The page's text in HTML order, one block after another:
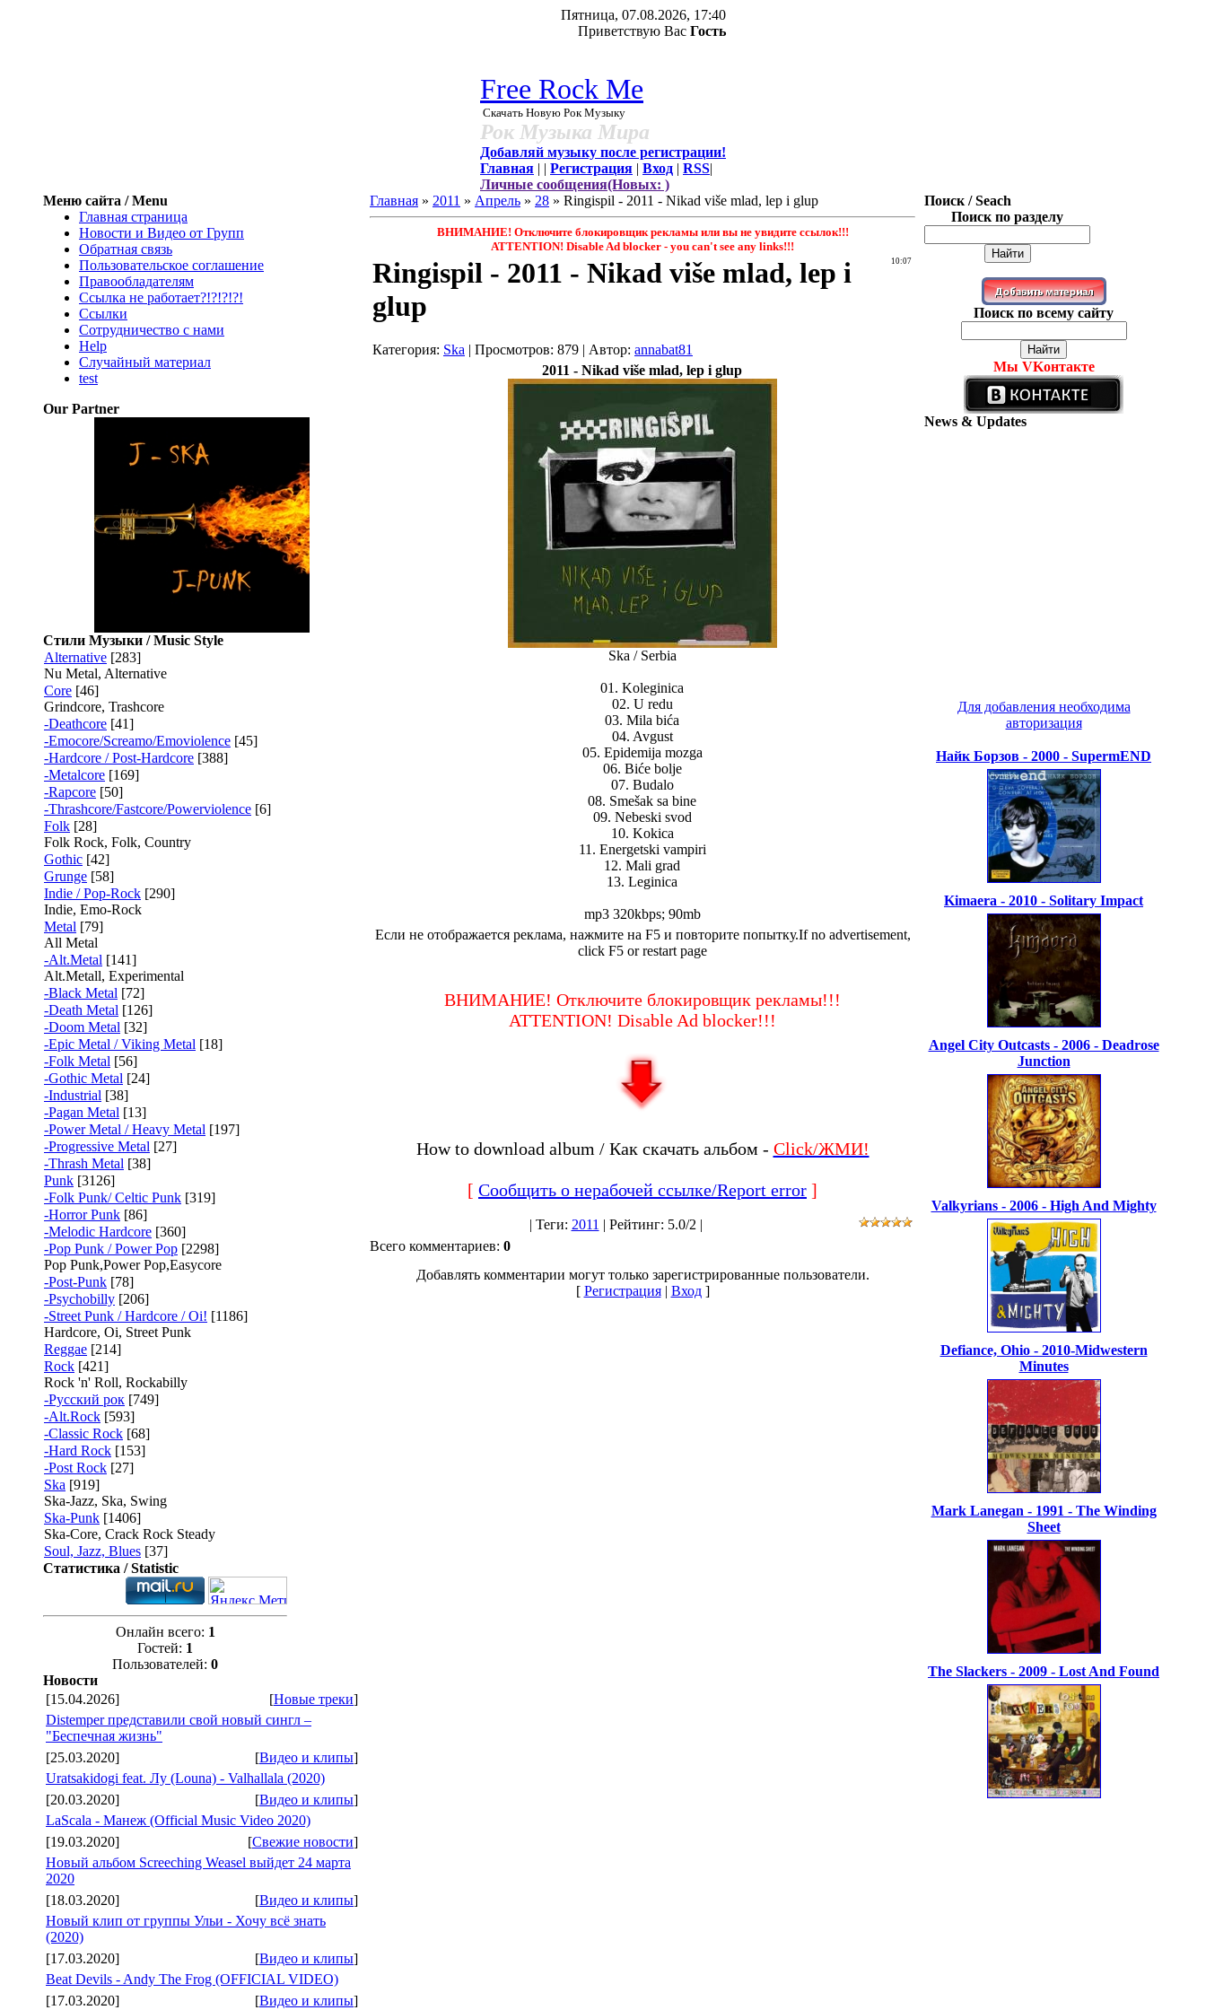
Пятница, 07.08.2026, 17:40
Приветствую Вас Гость
Free Rock Me
Скачать Новую Рок Музыку
Рок Музыка Мира
Добавляй музыку после регистрации!
Главная | | Регистрация | Вход | RSS|
Личные сообщения(Новых: )
Меню сайта / Menu
Главная страница
Новости и Видео от Групп
Обратная связь
Пользовательское соглашение
Правообладателям
Ссылка не работает?!?!?!?!
Ссылки
Сотрудничество с нами
Help
Cлучайный материал
test
Our Partner
Стили Музыки / Music Style
Alternative [283]
Nu Metal, Alternative
Core [46]
Grindcore, Trashcore
-Deathcore [41]
-Emocore/Screamo/Emoviolence [45]
-Hardcore / Post-Hardcore [388]
-Metalcore [169]
-Rapcore [50]
-Thrashcore/Fastcore/Powerviolence [6]
Folk [28]
Folk Rock, Folk, Country
Gothic [42]
Grunge [58]
Indie / Pop-Rock [290]
Indie, Emo-Rock
Metal [79]
All Metal
-Alt.Metal [141]
Alt.Metall, Experimental
-Black Metal [72]
-Death Metal [126]
-Doom Metal [32]
-Epic Metal / Viking Metal [18]
-Folk Metal [56]
-Gothic Metal [24]
-Industrial [38]
-Pagan Metal [13]
-Power Metal / Heavy Metal [197]
-Progressive Metal [27]
-Thrash Metal [38]
Punk [3126]
-Folk Punk/ Celtic Punk [319]
-Horror Punk [86]
-Melodic Hardcore [360]
-Pop Punk / Power Pop [2298]
Pop Punk,Power Pop,Easycore
-Post-Punk [78]
-Psychobilly [206]
-Street Punk / Hardcore / Oi! [1186]
Hardcore, Oi, Street Punk
Reggae [214]
Rock [421]
Rock 'n' Roll, Rockabilly
-Русский рок [749]
-Alt.Rock [593]
-Classic Rock [68]
-Hard Rock [153]
-Post Rock [27]
Ska [919]
Ska-Jazz, Ska, Swing
Ska-Punk [1406]
Ska-Core, Crack Rock Steady
Soul, Jazz, Blues [37]
Статистика / Statistic
Онлайн всего: 1
Гостей: 1
Пользователей: 0
Новости
[15.04.2026]
[Новые треки]
Distemper представили свой новый сингл –
"Беспечная жизнь"
[25.03.2020]
[Видео и клипы]
Uratsakidogi feat. Лу (Louna) - Valhallala (2020)
[20.03.2020]
[Видео и клипы]
LaScala - Манеж (Official Music Video 2020)
[19.03.2020]
[Свежие новости]
Новый альбом Screeching Weasel выйдет 24 марта
2020
[18.03.2020]
[Видео и клипы]
Новый клип от группы Ульи - Хочу всё знать
(2020)
[17.03.2020]
[Видео и клипы]
Beat Devils - Andy The Frog (OFFICIAL VIDEO)
[17.03.2020]
[Видео и клипы]
Главная » 2011 » Апрель » 28 » Ringispil - 2011 - Nikad više mlad, lep i glup
ВНИМАНИЕ! Отключите блокировщик рекламы или вы не увидите ссылок!!!
ATTENTION! Disable Ad blocker - you саn't see any links!!!
10:07
Ringispil - 2011 - Nikad više mlad, lep i
glup
Категория: Ska | Просмотров: 879 | Автор: annabat81
2011 - Nikad više mlad, lep i glup
Ska / Serbia
01. Koleginica
02. U redu
03. Mila bića
04. Avgust
05. Epidemija mozga
06. Biće bolje
07. Budalo
08. Smešak sa bine
09. Nebeski svod
10. Kokica
11. Energetski vampiri
12. Mali grad
13. Leginica
mp3 320kbps; 90mb
Если не отображается реклама, нажмите на F5 и повторите попытку.If no advertisement,
click F5 or restart page
ВНИМАНИЕ! Отключите блокировщик рекламы!!!
ATTENTION! Disable Ad blocker!!!
How to download album / Как скачать альбом - Click/ЖМИ!
[ Сообщить о нерабочей ссылке/Report error ]
| Теги: 2011 | Рейтинг: 5.0/2 |
Всего комментариев: 0
Добавлять комментарии могут только зарегистрированные пользователи.
[ Регистрация| Вход]
Поиск / Seach
Поиск по разделу
Поиск по всему сайту
Мы VKонтакте
News & Updates
Для добавления необходима
авторизация
Найк Борзов - 2000 - SupermEND
Kimaera - 2010 - Solitary Impact
Angel City Outcasts - 2006 - Deadrose
Junction
Valkyrians - 2006 - High And Mighty
Defiance, Ohio - 2010-Midwestern
Minutes
Mark Lanegan - 1991 - The Winding
Sheet
The Slackers - 2009 - Lost And Found